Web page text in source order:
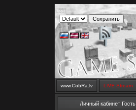
www.CobRa.lv LIVE Stream
Личный кабинет Гость